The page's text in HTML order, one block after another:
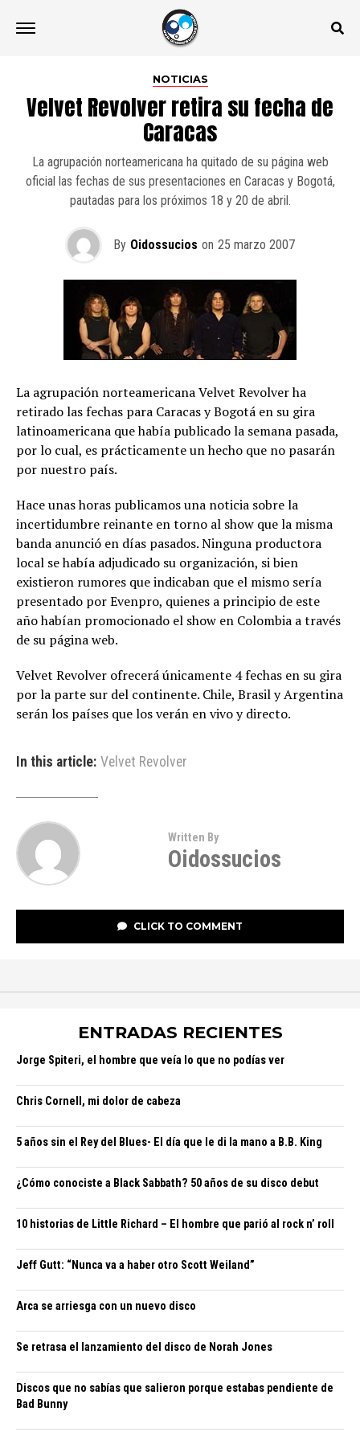
NOTICIAS
Velvet Revolver retira su fecha de
Caracas
La agrupación norteamericana ha quitado de su página web
oficial las fechas de sus presentaciones en Caracas y Bogotá,
pautadas para los próximos 18 y 20 de abril.
By Oidossucios on 25 marzo 2007
La agrupación norteamericana Velvet Revolver ha
retirado las fechas para Caracas y Bogotá en su gira
latinoamericana que había publicado la semana pasada,
por lo cual, es prácticamente un hecho que no pasarán
por nuestro país.
Hace unas horas publicamos una noticia sobre la
incertidumbre reinante en torno al show que la misma
banda anunció en días pasados. Ninguna productora
local se había adjudicado su organización, si bien
existieron rumores que indicaban que el mismo sería
presentado por Evenpro, quienes a principio de este
año habían promocionado el show en Colombia a través
de su página web.
Velvet Revolver ofrecerá únicamente 4 fechas en su gira
por la parte sur del continente. Chile, Brasil y Argentina
serán los países que los verán en vivo y directo.
In this article: Velvet Revolver
Written By
Oidossucios
CLICK TO COMMENT
ENTRADAS RECIENTES
Jorge Spiteri, el hombre que veía lo que no podías ver
Chris Cornell, mi dolor de cabeza
5 años sin el Rey del Blues- El día que le di la mano a B.B. King
¿Cómo conociste a Black Sabbath? 50 años de su disco debut
10 historias de Little Richard – El hombre que parió al rock n’ roll
Jeff Gutt: “Nunca va a haber otro Scott Weiland”
Arca se arriesga con un nuevo disco
Se retrasa el lanzamiento del disco de Norah Jones
Discos que no sabías que salieron porque estabas pendiente de
Bad Bunny